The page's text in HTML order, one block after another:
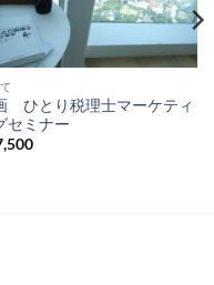
ひとり税理士マーケティ
セミナー